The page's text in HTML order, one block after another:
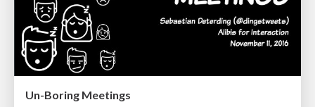
Un-Boring Meetings